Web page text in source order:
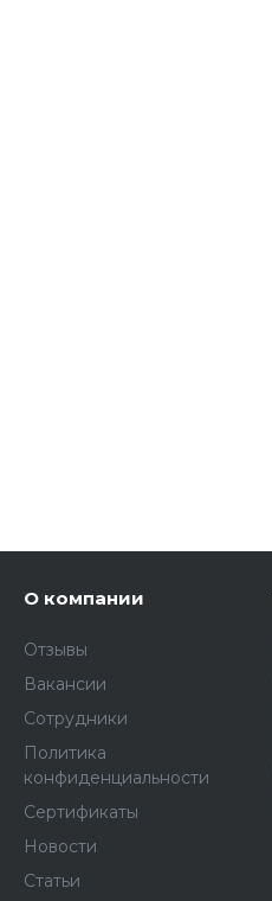
О компании
Отзывы
Вакансии
Сотрудники
Политика
конфиденциальности
Сертификаты
Новости
Статьи